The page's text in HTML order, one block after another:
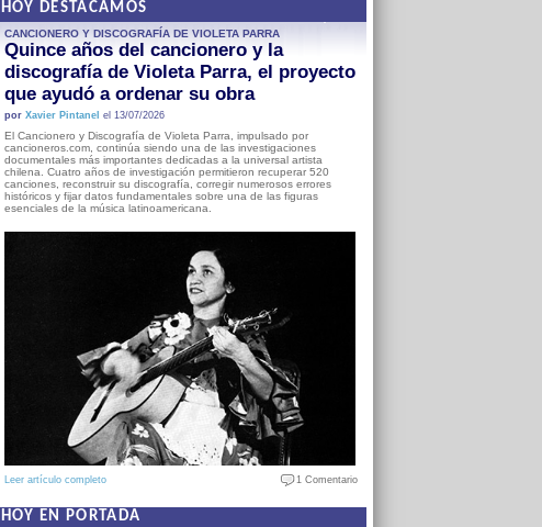
HOY DESTACAMOS
CANCIONERO Y DISCOGRAFÍA DE VIOLETA PARRA
Quince años del cancionero y la
discografía de Violeta Parra, el proyecto
que ayudó a ordenar su obra
por Xavier Pintanel el 13/07/2026
El Cancionero y Discografía de Violeta Parra, impulsado por
cancioneros.com, continúa siendo una de las investigaciones
documentales más importantes dedicadas a la universal artista
chilena. Cuatro años de investigación permitieron recuperar 520
canciones, reconstruir su discografía, corregir numerosos errores
históricos y fijar datos fundamentales sobre una de las figuras
esenciales de la música latinoamericana.
Leer artículo completo 1 Comentario
HOY EN PORTADA